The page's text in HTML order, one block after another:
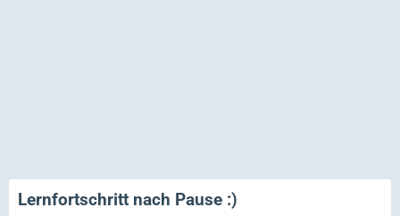
Lernfortschritt nach Pause :)